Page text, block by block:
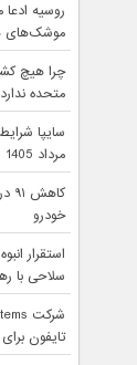
موشک‌های
چرا هیچ
متحده
مرداد 1405 اعلام کرد
خودرو
سلاحی با
تایفون برای